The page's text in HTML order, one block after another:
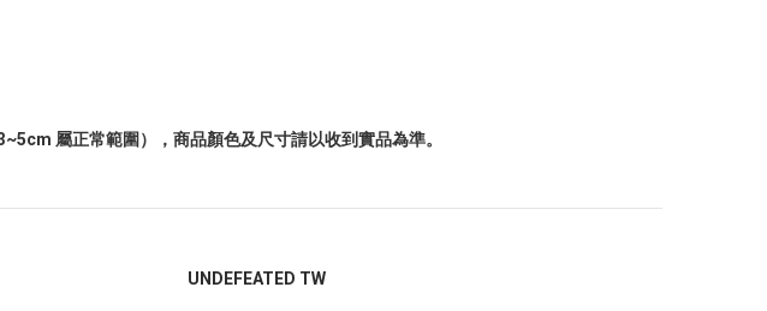
屬正常範圍），商品顏色及尺寸請以收到實品為準。
UNDEFEATED TW